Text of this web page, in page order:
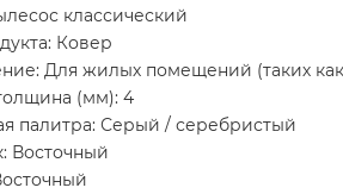
классический
Ковер
Для жилых помещений (таких как
(мм): 4
палитра: Серый / серебристый
Восточный